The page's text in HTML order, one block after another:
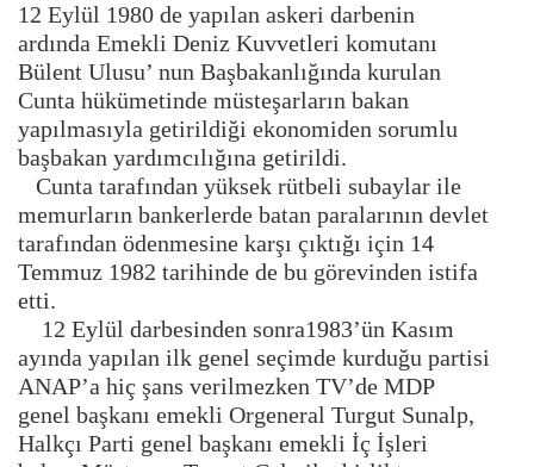
12 Eylül 1980 de yapılan askeri darbenin
ardında Emekli Deniz Kuvvetleri komutanı
Bülent Ulusu’ nun Başbakanlığında kurulan
Cunta hükümetinde müsteşarların bakan
yapılmasıyla getirildiği ekonomiden sorumlu
başbakan yardımcılığına getirildi.
Cunta tarafından yüksek rütbeli subaylar ile
memurların bankerlerde batan paralarının devlet
tarafından ödenmesine karşı çıktığı için 14
Temmuz 1982 tarihinde de bu görevinden istifa
etti.
12 Eylül darbesinden sonra1983’ün Kasım
ayında yapılan ilk genel seçimde kurduğu partisi
ANAP’a hiç şans verilmezken TV’de MDP
genel başkanı emekli Orgeneral Turgut Sunalp,
Halkçı Parti genel başkanı emekli İç İşleri